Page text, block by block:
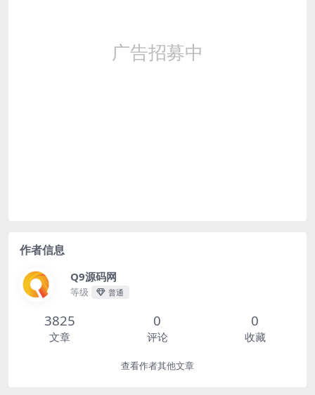
作者信息
Q9源码网
等级 普通
3825
文章
0
评论
0
收藏
查看作者其他文章